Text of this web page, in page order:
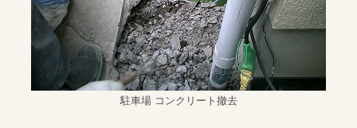
駐車場 コンクリート撤去